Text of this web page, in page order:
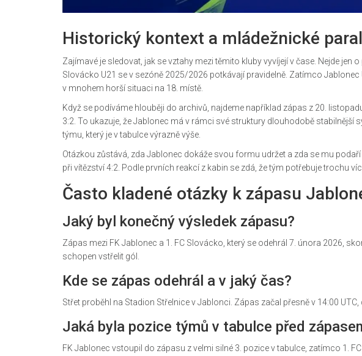
Historický kontext a mládežnické
Zajímavé je sledovat, jak se vztahy mezi těmito kluby vyvíjejí v čase. Nejde jen
Slovácko U21 se v sezóně 2025/2026 potkávají pravidelně. Zatímco
v mnohem horší situaci na 18. místě.
Když se podíváme hlouběji do archivů, najdeme například zápas z 20.
3:2. To ukazuje, že Jablonec má v rámci své struktury dlouhodobě stabilnější
týmu, který je v tabulce výrazně výše.
Otázkou zůstává, zda Jablonec dokáže svou formu udržet a zda se mu
při vítězství 4:2. Podle prvních reakcí z kabin se zdá, že tým potřebuje trochu
Často kladené otázky k zápasu
Jaký byl konečný výsledek zápasu?
Zápas mezi FK Jablonec a 1. FC Slovácko, který se odehrál 7. února 2026,
schopen vstřelit gól.
Kde se zápas odehrál a v jaký čas?
Střet proběhl na Stadion Střelnice v Jablonci. Zápas začal přesně v 14:00
Jaká byla pozice týmů v tabulce před
FK Jablonec vstoupil do zápasu z velmi silné 3. pozice v tabulce, zatímco 1.